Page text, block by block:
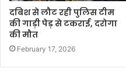
दबिश से लौट रही पुलिस टीम
की गाड़ी पेड़ से टकराई, दरोगा
की मौत
February 17, 2026